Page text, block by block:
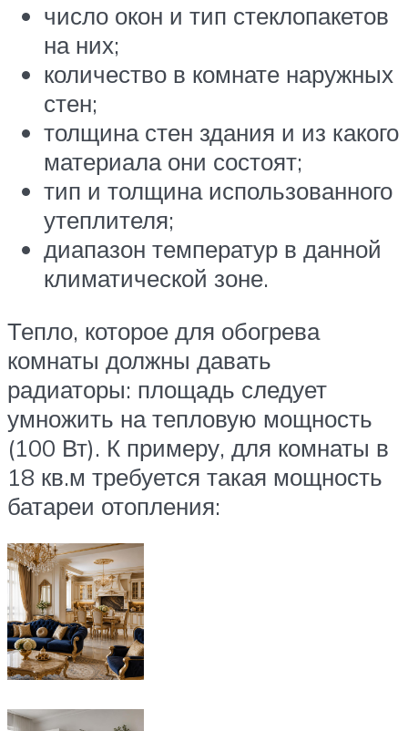
число окон и тип стеклопакетов
на них;
количество в комнате наружных
стен;
толщина стен здания и из какого
материала они состоят;
тип и толщина использованного
утеплителя;
диапазон температур в данной
климатической зоне.
Тепло, которое для обогрева
комнаты должны давать
радиаторы: площадь следует
умножить на тепловую мощность
(100 Вт). К примеру, для комнаты в
18 кв.м требуется такая мощность
батареи отопления: